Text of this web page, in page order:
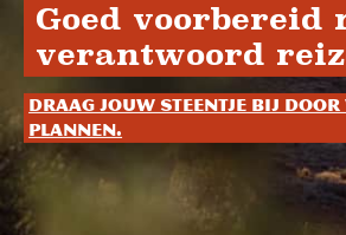
Goed voorbereid
verantwoord
Draag jouw steentje bij
plannen.